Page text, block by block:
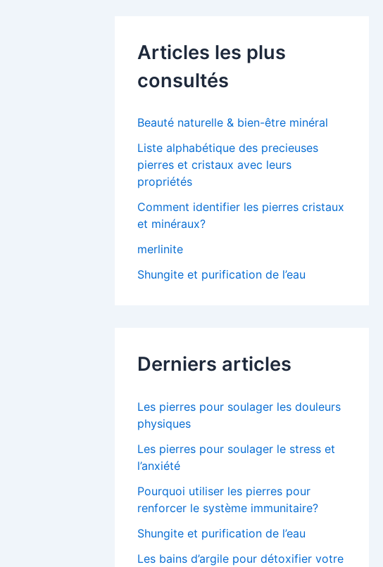
h
e
r
Articles les plus
consultés
Beauté naturelle & bien-être minéral
Liste alphabétique des precieuses
pierres et cristaux avec leurs
propriétés
Comment identifier les pierres cristaux
et minéraux?
merlinite
Shungite et purification de l’eau
Derniers articles
Les pierres pour soulager les douleurs
physiques
Les pierres pour soulager le stress et
l’anxiété
Pourquoi utiliser les pierres pour
renforcer le système immunitaire?
Shungite et purification de l’eau
Les bains d’argile pour détoxifier votre